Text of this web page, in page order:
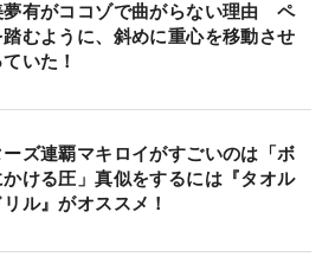
夢有がココゾで曲がらない理由 ペ
踏むように、斜めに重心を移動させ
いた！
ーズ連覇マキロイがすごいのは「ボ
かける圧」真似をするには『タオル
ル』がオススメ！